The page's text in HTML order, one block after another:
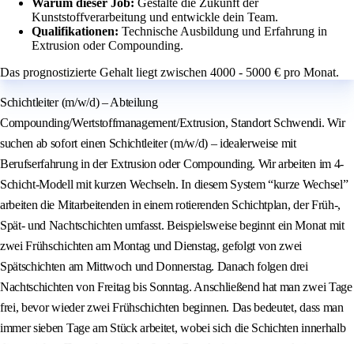
Warum dieser Job: Gestalte die Zukunft der
Kunststoffverarbeitung und entwickle dein Team.
Qualifikationen: Technische Ausbildung und Erfahrung in
Extrusion oder Compounding.
Das prognostizierte Gehalt liegt zwischen 4000 - 5000 € pro Monat.
Schichtleiter (m/w/d) – Abteilung
Compounding/Wertstoffmanagement/Extrusion, Standort Schwendi. Wir
suchen ab sofort einen Schichtleiter (m/w/d) – idealerweise mit
Berufserfahrung in der Extrusion oder Compounding. Wir arbeiten im 4-
Schicht-Modell mit kurzen Wechseln. In diesem System “kurze Wechsel”
arbeiten die Mitarbeitenden in einem rotierenden Schichtplan, der Früh-,
Spät- und Nachtschichten umfasst. Beispielsweise beginnt ein Monat mit
zwei Frühschichten am Montag und Dienstag, gefolgt von zwei
Spätschichten am Mittwoch und Donnerstag. Danach folgen drei
Nachtschichten von Freitag bis Sonntag. Anschließend hat man zwei Tage
frei, bevor wieder zwei Frühschichten beginnen. Das bedeutet, dass man
immer sieben Tage am Stück arbeitet, wobei sich die Schichten innerhalb